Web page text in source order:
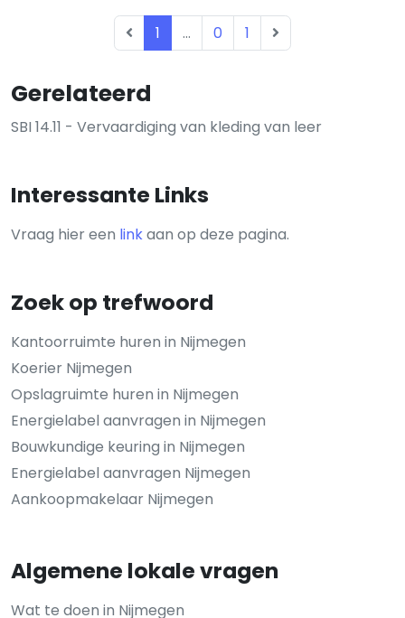
Gerelateerd
SBI 14.11 - Vervaardiging van kleding van leer
Interessante Links
Vraag hier een linkaan op deze pagina.
Zoek op trefwoord
Kantoorruimte huren in Nijmegen
Koerier Nijmegen
Opslagruimte huren in Nijmegen
Energielabel aanvragen in Nijmegen
Bouwkundige keuring in Nijmegen
Energielabel aanvragen Nijmegen
Aankoopmakelaar Nijmegen
Algemene lokale vragen
Wat te doen in Nijmegen
1 ... 0 1